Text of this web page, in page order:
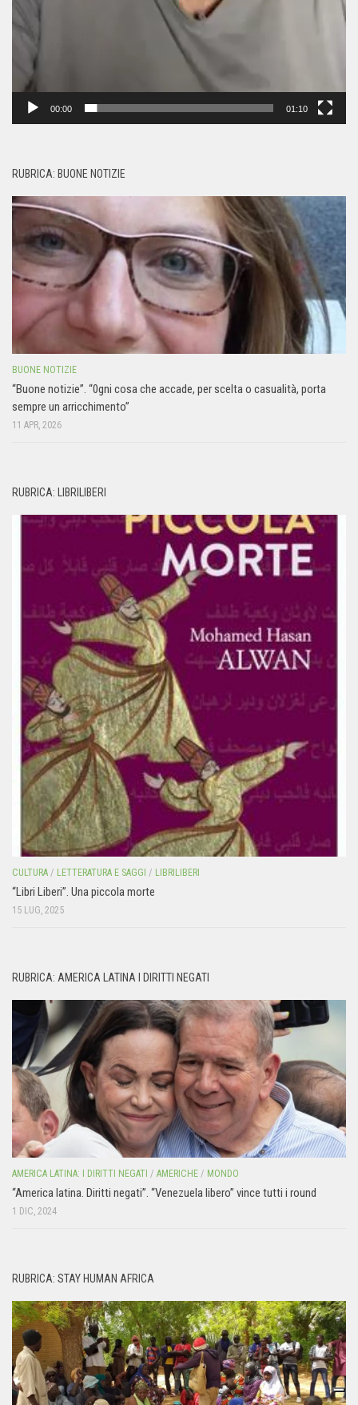
00:00 01:10
RUBRICA: BUONE NOTIZIE
BUONE NOTIZIE
“Buone notizie”. “0gni cosa che accade, per scelta o casualità, porta
sempre un arricchimento”
11 APR, 2026
RUBRICA: LIBRILIBERI
CULTURA / LETTERATURA E SAGGI / LIBRILIBERI
“Libri Liberi”. Una piccola morte
15 LUG, 2025
RUBRICA: AMERICA LATINA I DIRITTI NEGATI
AMERICA LATINA: I DIRITTI NEGATI / AMERICHE / MONDO
“America latina. Diritti negati”. “Venezuela libero” vince tutti i round
1 DIC, 2024
RUBRICA: STAY HUMAN AFRICA